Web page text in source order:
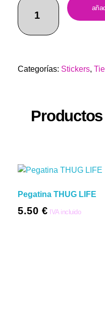
(n78)
cantidad
Categorías: Stickers,
Pegatina THUG LIFE
5.50 € IVA incluido